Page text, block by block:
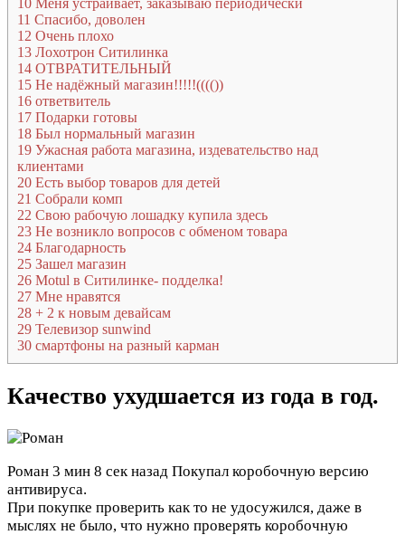
10 Меня устраивает, заказываю периодически
11 Спасибо, доволен
12 Очень плохо
13 Лохотрон Ситилинка
14 ОТВРАТИТЕЛЬНЫЙ
15 Не надёжный магазин!!!!!(((())
16 ответвитель
17 Подарки готовы
18 Был нормальный магазин
19 Ужасная работа магазина, издевательство над
клиентами
20 Есть выбор товаров для детей
21 Собрали комп
22 Свою рабочую лошадку купила здесь
23 Не возникло вопросов с обменом товара
24 Благодарность
25 Зашел магазин
26 Motul в Ситилинке- подделка!
27 Мне нравятся
28 + 2 к новым девайсам
29 Телевизор sunwind
30 смартфоны на разный карман
Качество ухудшается из года в год.
Роман 3 мин 8 сек назад Покупал коробочную версию
антивируса.
При покупке проверить как то не удосужился, даже в
мыслях не было, что нужно проверять коробочную